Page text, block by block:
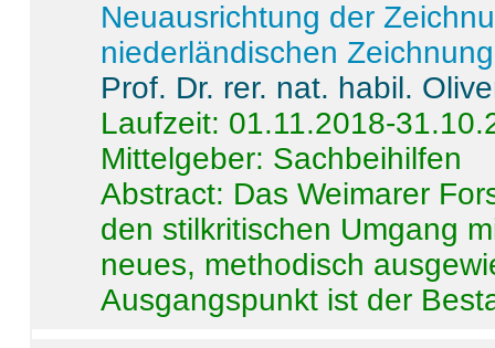
Neuausrichtung der
niederländischen
Prof. Dr. rer. nat. habil.
Laufzeit: 01.11.2018-
Mittelgeber: Sachbeihilfen
Abstract: Das Weimarer
den stilkritischen Umgang
neues, methodisch
Ausgangspunkt ist der